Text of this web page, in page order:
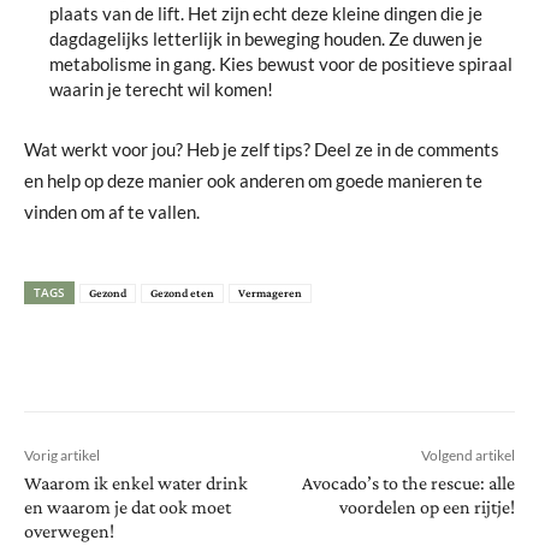
plaats van de lift. Het zijn echt deze kleine dingen die je
dagdagelijks letterlijk in beweging houden. Ze duwen je
metabolisme in gang. Kies bewust voor de positieve spiraal
waarin je terecht wil komen!
Wat werkt voor jou? Heb je zelf tips? Deel ze in de comments
en help op deze manier ook anderen om goede manieren te
vinden om af te vallen.
TAGS Gezond Gezond eten Vermageren
Vorig artikel
Waarom ik enkel water drink
en waarom je dat ook moet
overwegen!
Volgend artikel
Avocado’s to the rescue: alle
voordelen op een rijtje!